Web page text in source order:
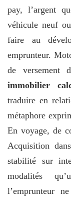
pay, l’argent
véhicule neuf
faire au
emprunteur.
de versement
immobilier
traduire en
métaphore
En voyage, de
Acquisition
stabilité sur
modalités
l’emprunteur